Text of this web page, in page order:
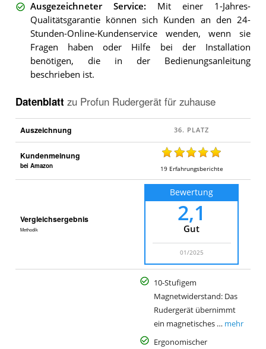
Ausgezeichneter Service: Mit einer 1-Jahres-
Qualitätsgarantie können sich Kunden an den 24-
Stunden-Online-Kundenservice wenden, wenn sie
Fragen haben oder Hilfe bei der Installation
benötigen, die in der Bedienungsanleitung
beschrieben ist.
Datenblatt zu Profun Rudergerät für zuhause
Auszeichnung
Kundenmeinung
bei Amazon 19 Erfahrungsberichte
Vergleichsergebnis
Methodik
Bewertung
2,1
Gut
01/2025
10-Stufigem
Magnetwiderstand: Das
Rudergerät übernimmt
ein magnetisches … mehr
Ergonomischer